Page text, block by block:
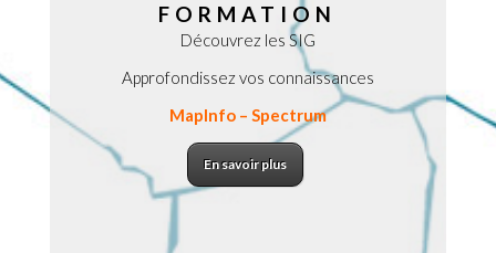
FORMATION
Découvrez les SIG
Approfondissez vos connaissances
MapInfo – Spectrum
En savoir plus